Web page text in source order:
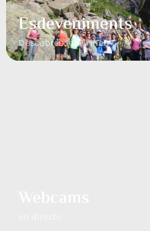
Esdeveniments
Descobreix el Pirineu